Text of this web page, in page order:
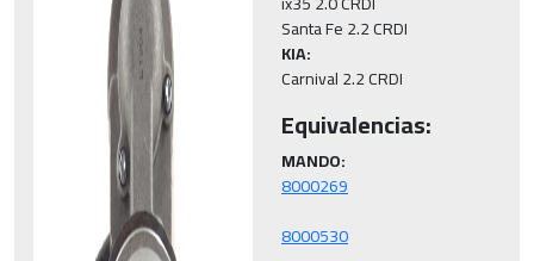
KIA:
Carnival 2.2 CRDI
Equivalencias:
MANDO: